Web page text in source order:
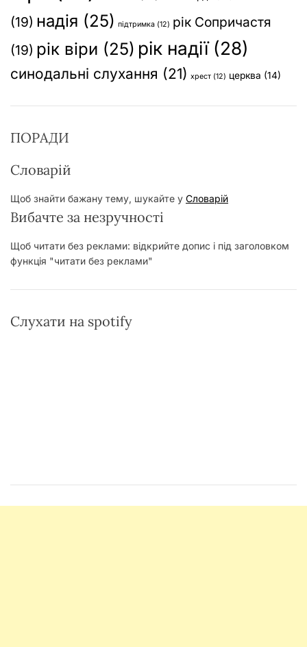
(19) надія (25) підтримка (12) рік Сопричастя
(19) рік віри (25) рік надії(28)
синодальні слухання (21) хрест (12) церква (14)
ПОРАДИ
Словарій
Щоб знайти бажану тему, шукайте у Словарій
Вибачте за незручності
Щоб читати без реклами: відкрийте допис і під заголовком
функція "читати без реклами"
Слухати на spotify